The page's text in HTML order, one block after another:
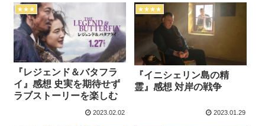
★★★
『レジェンド＆バタフラ
イ』感想 史実を期待せず
ラブストーリーを楽しむ
2023.02.02
★★★★
『イニシェリン島の精
霊』感想 対岸の戦争
2023.01.29